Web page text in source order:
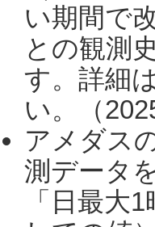
い期間で
との観測
す。詳細
い。（
アメダス
測データ
「日最大